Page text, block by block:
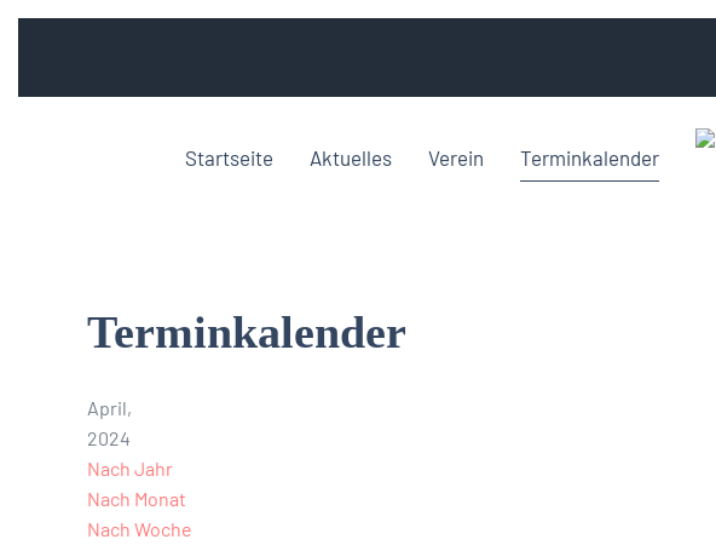
Startseite Aktuelles Verein Terminkalender
Terminkalender
April,
2024
Nach Jahr
Nach Monat
Nach Woche